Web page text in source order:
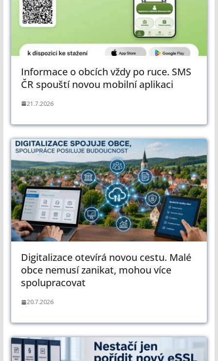
Informace o obcích vždy po ruce. SMS
ČR spouští novou mobilní aplikaci
21.7.2026
Digitalizace otevírá novou cestu. Malé
obce nemusí zanikat, mohou více
spolupracovat
20.7.2026